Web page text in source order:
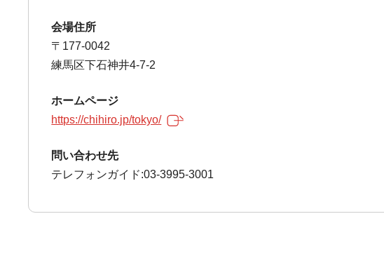
会場住所
〒177-0042
練馬区下石神井4-7-2
ホームページ
https://chihiro.jp/tokyo/
問い合わせ先
テレフォンガイド:03-3995-3001